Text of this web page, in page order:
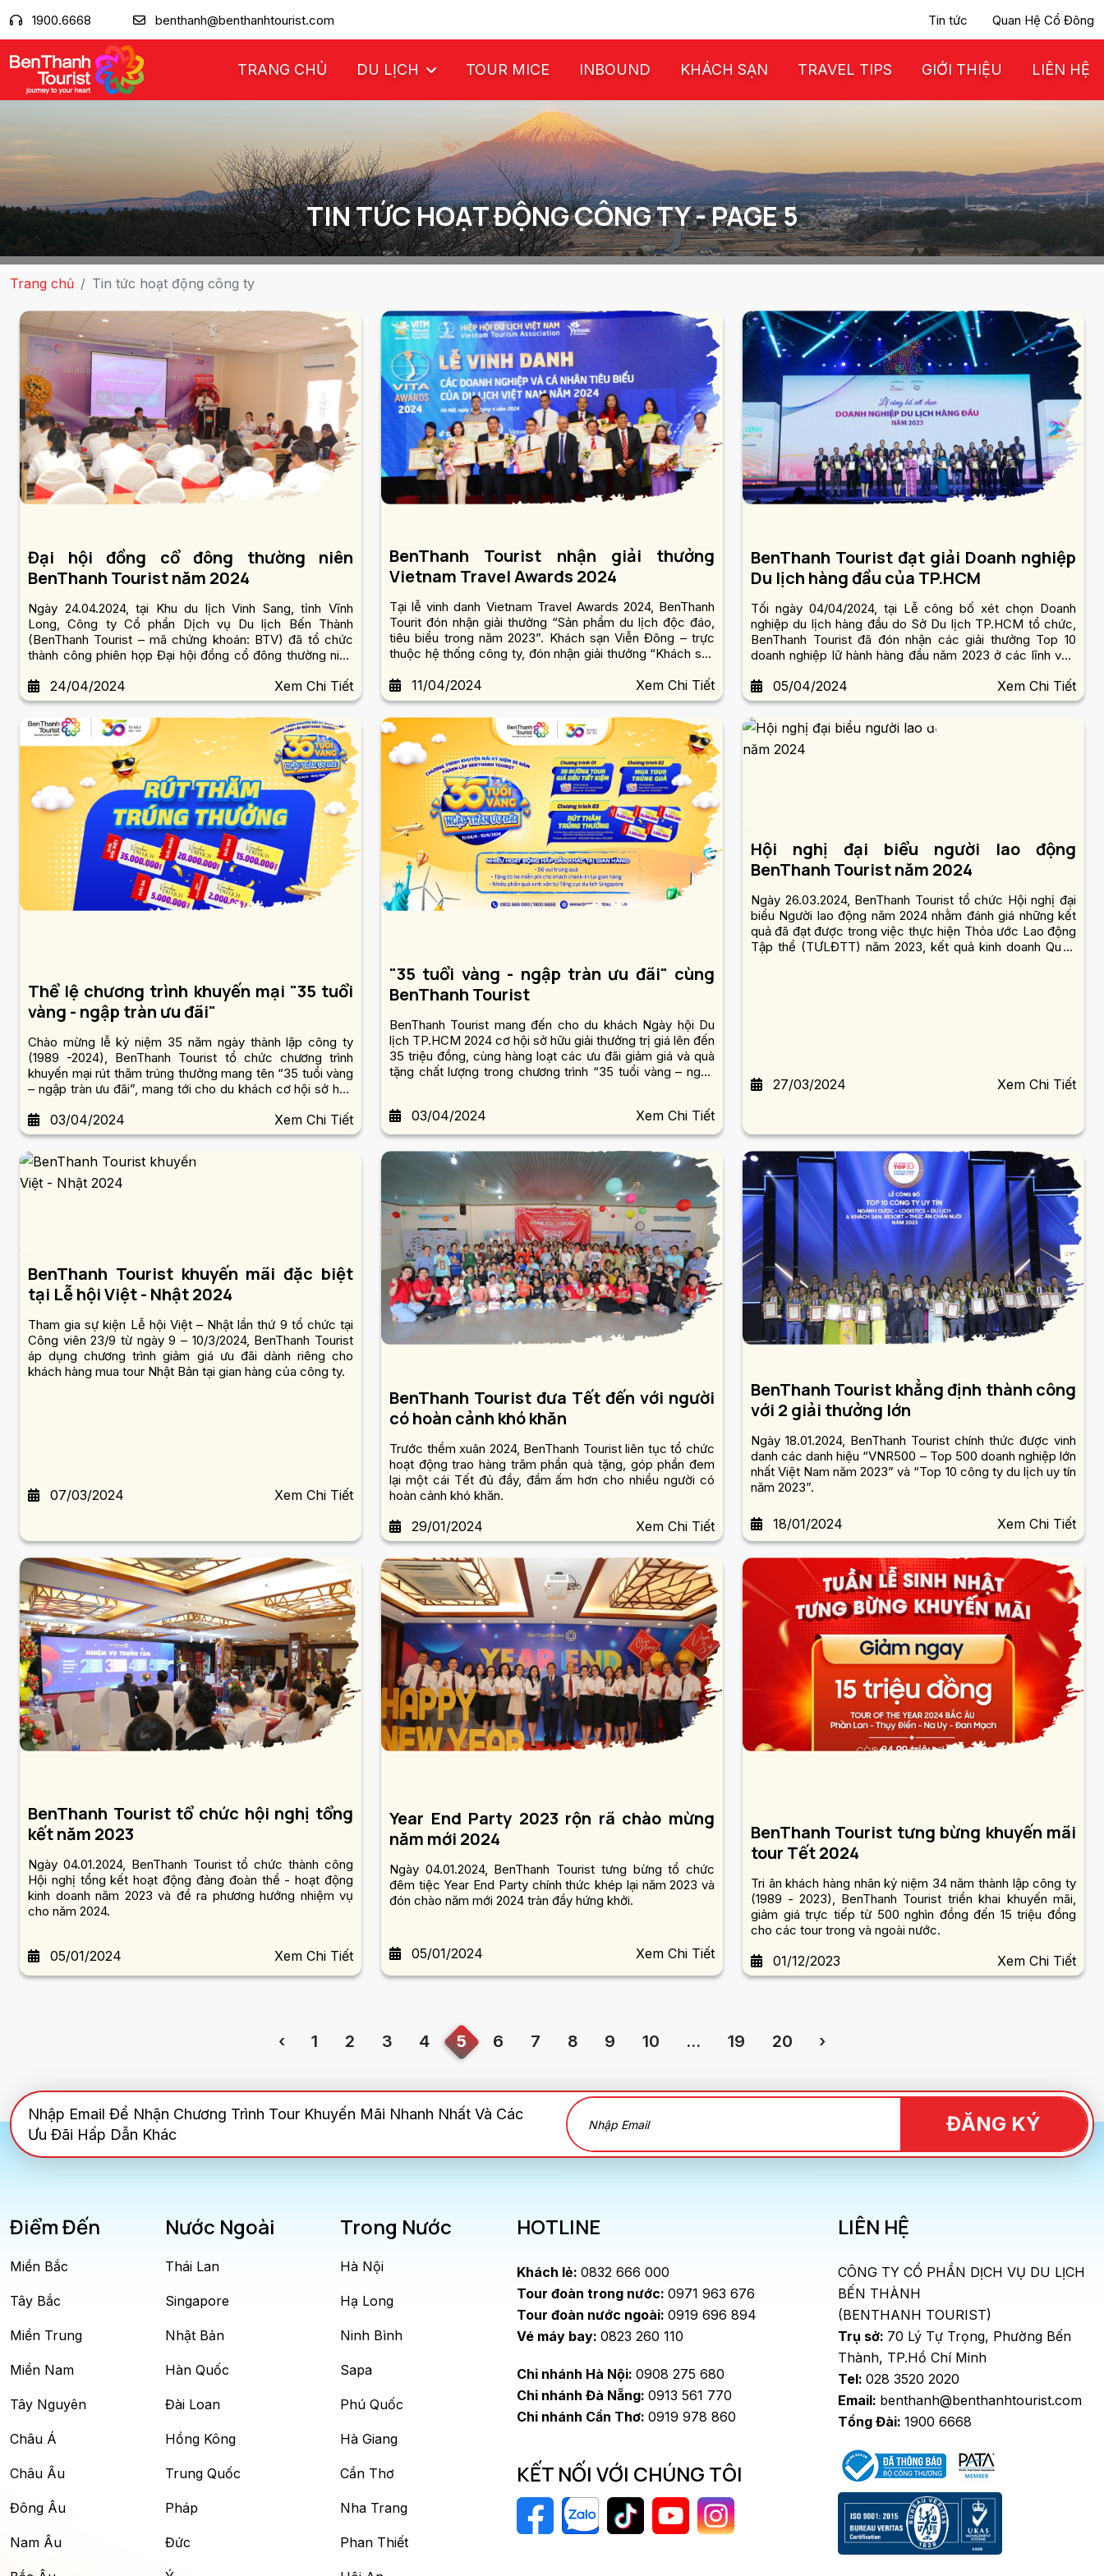
1900.6668 benthanh@benthanhtourist.com Tin tức Quan Hệ Cổ Đông
TRANG CHỦ DU LỊCH TOUR MICE INBOUND KHÁCH SẠN TRAVEL TIPS GIỚI THIỆU LIÊN HỆ
TIN TỨC HOẠT ĐỘNG CÔNG TY - PAGE 5
Trang chủ Tin tức hoạt động công ty
Đại hội đồng cổ đông thường niên
BenThanh Tourist năm 2024
Ngày 24.04.2024, tại Khu du lịch Vinh Sang, tỉnh Vĩnh
Long, Công ty Cổ phần Dịch vụ Du lịch Bến Thành
(BenThanh Tourist – mã chứng khoán: BTV) đã tổ chức
thành công phiên họp Đại hội đồng cổ đông thường niên
24/04/2024 Xem Chi Tiết
BenThanh Tourist nhận giải thưởng
Vietnam Travel Awards 2024
Tại lễ vinh danh Vietnam Travel Awards 2024, BenThanh
Tourit đón nhận giải thưởng “Sản phẩm du lịch độc đáo,
tiêu biểu trong năm 2023”. Khách sạn Viễn Đông – trực
thuộc hệ thống công ty, đón nhận giải thưởng “Khách sạn
11/04/2024 Xem Chi Tiết
BenThanh Tourist đạt giải Doanh nghiệp
Du lịch hàng đầu của TP.HCM
Tối ngày 04/04/2024, tại Lễ công bố xét chọn Doanh
nghiệp du lịch hàng đầu do Sở Du lịch TP.HCM tổ chức,
BenThanh Tourist đã đón nhận các giải thưởng Top 10
doanh nghiệp lữ hành hàng đầu năm 2023 ở các lĩnh vực
05/04/2024 Xem Chi Tiết
Thể lệ chương trình khuyến mại "35 tuổi
vàng - ngập tràn ưu đãi"
Chào mừng lễ kỷ niệm 35 năm ngày thành lập công ty
(1989 -2024), BenThanh Tourist tổ chức chương trình
khuyến mại rút thăm trúng thưởng mang tên “35 tuổi vàng
– ngập tràn ưu đãi”, mang tới cho du khách cơ hội sở hữu
nhiều giải thưởng giá trị kh...
03/04/2024 Xem Chi Tiết
"35 tuổi vàng - ngập tràn ưu đãi" cùng
BenThanh Tourist
BenThanh Tourist mang đến cho du khách Ngày hội Du
lịch TP.HCM 2024 cơ hội sở hữu giải thưởng trị giá lên đến
35 triệu đồng, cùng hàng loạt các ưu đãi giảm giá và quà
tặng chất lượng trong chương trình “35 tuổi vàng – ngập
03/04/2024 Xem Chi Tiết
Hội nghị đại biểu người lao động
BenThanh Tourist năm 2024
Ngày 26.03.2024, BenThanh Tourist tổ chức Hội nghị đại
biểu Người lao động năm 2024 nhằm đánh giá những kết
quả đã đạt được trong việc thực hiện Thỏa ước Lao động
Tập thể (TƯLĐTT) năm 2023, kết quả kinh doanh Quý I
27/03/2024 Xem Chi Tiết
BenThanh Tourist khuyến mãi đặc biệt
tại Lễ hội Việt - Nhật 2024
Tham gia sự kiện Lễ hội Việt – Nhật lần thứ 9 tổ chức tại
Công viên 23/9 từ ngày 9 – 10/3/2024, BenThanh Tourist
áp dụng chương trình giảm giá ưu đãi dành riêng cho
khách hàng mua tour Nhật Bản tại gian hàng của công ty.
07/03/2024 Xem Chi Tiết
BenThanh Tourist đưa Tết đến với người
có hoàn cảnh khó khăn
Trước thềm xuân 2024, BenThanh Tourist liên tục tổ chức
hoạt động trao hàng trăm phần quà tặng, góp phần đem
lại một cái Tết đủ đầy, đầm ấm hơn cho nhiều người có
hoàn cảnh khó khăn.
29/01/2024 Xem Chi Tiết
BenThanh Tourist khẳng định thành công
với 2 giải thưởng lớn
Ngày 18.01.2024, BenThanh Tourist chính thức được vinh
danh các danh hiệu “VNR500 – Top 500 doanh nghiệp lớn
nhất Việt Nam năm 2023” và “Top 10 công ty du lịch uy tín
năm 2023”.
18/01/2024 Xem Chi Tiết
BenThanh Tourist tổ chức hội nghị tổng
kết năm 2023
Ngày 04.01.2024, BenThanh Tourist tổ chức thành công
Hội nghị tổng kết hoạt động đảng đoàn thể - hoạt động
kinh doanh năm 2023 và đề ra phương hướng nhiệm vụ
cho năm 2024.
05/01/2024 Xem Chi Tiết
Year End Party 2023 rộn rã chào mừng
năm mới 2024
Ngày 04.01.2024, BenThanh Tourist tưng bừng tổ chức
đêm tiệc Year End Party chính thức khép lại năm 2023 và
đón chào năm mới 2024 tràn đầy hứng khởi.
05/01/2024 Xem Chi Tiết
BenThanh Tourist tưng bừng khuyến mãi
tour Tết 2024
Tri ân khách hàng nhân kỷ niệm 34 năm thành lập công ty
(1989 - 2023), BenThanh Tourist triển khai khuyến mãi,
giảm giá trực tiếp từ 500 nghìn đồng đến 15 triệu đồng
cho các tour trong và ngoài nước.
01/12/2023 Xem Chi Tiết
‹ 1 2 3 4 5 6 7 8 9 10 ... 19 20 ›
Nhập Email Để Nhận Chương Trình Tour Khuyến Mãi Nhanh Nhất Và Các
Ưu Đãi Hấp Dẫn Khác
ĐĂNG KÝ
Điểm Đến
Miền Bắc
Tây Bắc
Miền Trung
Miền Nam
Tây Nguyên
Châu Á
Châu Âu
Đông Âu
Nam Âu
Nước Ngoài
Thái Lan
Singapore
Nhật Bản
Hàn Quốc
Đài Loan
Hồng Kông
Trung Quốc
Pháp
Đức
Trong Nước
Hà Nội
Hạ Long
Ninh Bình
Sapa
Phú Quốc
Hà Giang
Cần Thơ
Nha Trang
Phan Thiết
HOTLINE
Khách lẻ: 0832 666 000
Tour đoàn trong nước: 0971 963 676
Tour đoàn nước ngoài: 0919 696 894
Vé máy bay: 0823 260 110
Chi nhánh Hà Nội: 0908 275 680
Chi nhánh Đà Nẵng: 0913 561 770
Chi nhánh Cần Thơ: 0919 978 860
KẾT NỐI VỚI CHÚNG TÔI
LIÊN HỆ
CÔNG TY CỔ PHẦN DỊCH VỤ DU LỊCH
BẾN THÀNH
(BENTHANH TOURIST)
Trụ sở: 70 Lý Tự Trọng, Phường Bến
Thành, TP.Hồ Chí Minh
Tel: 028 3520 2020
Email: benthanh@benthanhtourist.com
Tổng Đài: 1900 6668